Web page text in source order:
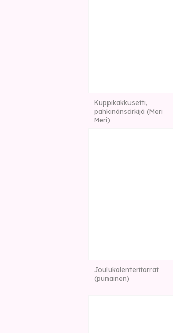
Kuppikakkusetti,
pähkinänsärkijä (Meri
Meri)
Joulukalenteritarrat
(punainen)